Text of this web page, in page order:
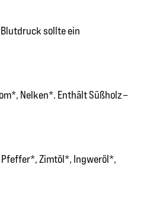
sollte ein
Nelken*. Enthält Süßholz –
Zimtöl*, Ingweröl*,